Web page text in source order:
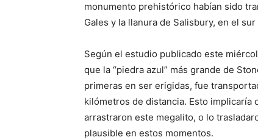
monumento prehistórico habían sido
Gales y la llanura de Salisbury, en el
Según el estudio publicado este
que la “piedra azul” más grande de
primeras en ser erigidas, fue
kilómetros de distancia. Esto
arrastraron este megalito, o lo
plausible en estos momentos.